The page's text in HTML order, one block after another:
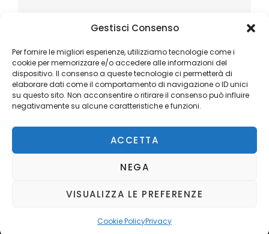
Gestisci Consenso
Per fornire le migliori esperienze, utilizziamo tecnologie come i
cookie per memorizzare e/o accedere alle informazioni del
dispositivo. Il consenso a queste tecnologie ci permetterà di
elaborare dati come il comportamento di navigazione o ID unici
su questo sito. Non acconsentire o ritirare il consenso può influire
negativamente su alcune caratteristiche e funzioni.
ACCETTA
NEGA
VISUALIZZA LE PREFERENZE
Cookie PolicyPrivacy
Copyright © 2026Ilblogger.it. All Rights Reserved.
Catch Mag byCatch Themes